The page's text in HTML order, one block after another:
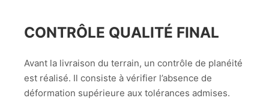
CONTRÔLE QUALITÉ FINAL
Avant la livraison du terrain, un contrôle de planéité
est réalisé. Il consiste à vérifier l’absence de
déformation supérieure aux tolérances admises.